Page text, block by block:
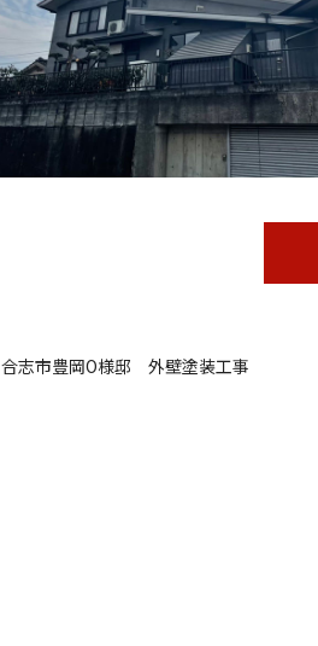
合志市豊岡O様邸 外壁塗装工事